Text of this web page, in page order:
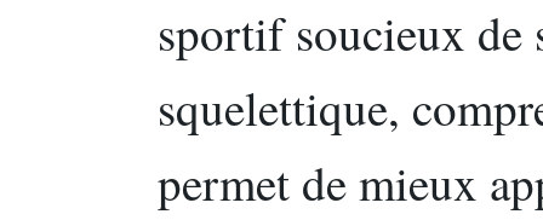
sportif soucieux de
squelettique,
permet de mieux